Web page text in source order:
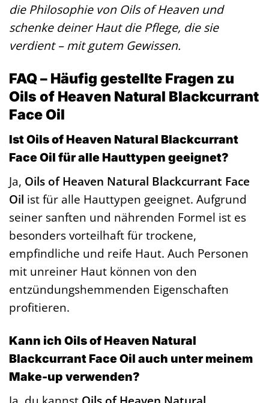
die Philosophie von Oils of Heaven und
schenke deiner Haut die Pflege, die sie
verdient – mit gutem Gewissen.
FAQ – Häufig gestellte Fragen zu
Oils of Heaven Natural Blackcurrant
Face Oil
Ist Oils of Heaven Natural Blackcurrant
Face Oil für alle Hauttypen geeignet?
Ja, Oils of Heaven Natural Blackcurrant Face
Oil ist für alle Hauttypen geeignet. Aufgrund
seiner sanften und nährenden Formel ist es
besonders vorteilhaft für trockene,
empfindliche und reife Haut. Auch Personen
mit unreiner Haut können von den
entzündungshemmenden Eigenschaften
profitieren.
Kann ich Oils of Heaven Natural
Blackcurrant Face Oil auch unter meinem
Make-up verwenden?